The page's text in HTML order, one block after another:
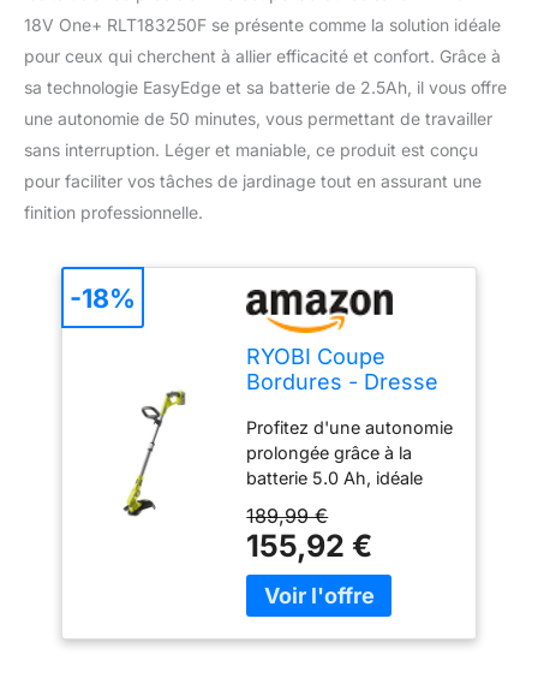
18V One+ RLT183250F se présente comme la solution idéale
pour ceux qui cherchent à allier efficacité et confort. Grâce à
sa technologie EasyEdge et sa batterie de 2.5Ah, il vous offre
une autonomie de 50 minutes, vous permettant de travailler
sans interruption. Léger et maniable, ce produit est conçu
pour faciliter vos tâches de jardinage tout en assurant une
finition professionnelle.
RYOBI Coupe
Bordures - Dresse
- 1 Batterie 5.0 Ah -
1 Chargeur Rapide
RLT183250F
Profitez d'une autonomie
prolongée grâce à la
batterie 5.0 Ah, idéale
jardinage prolongés,
vous permettant de
tondre et de tailler sans
interruption. Optimisez
189,99 €
155,92 €
-18%